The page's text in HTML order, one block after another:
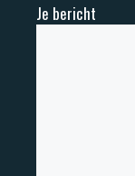
Je bericht